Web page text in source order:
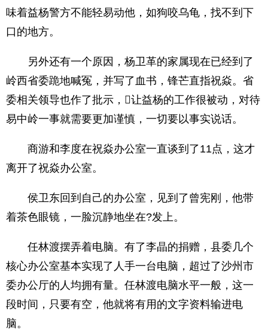
味着益杨警方不能轻易动他，如狗咬乌龟，找不到下
口的地方。
另外还有一个原因，杨卫革的家属现在已经到了
岭西省委跪地喊冤，并写了血书，锋芒直指祝焱。省
委相关领导也作了批示，让益杨的工作很被动，对待
易中岭一事就需要更加谨慎，一切要以事实说话。
商游和李度在祝焱办公室一直谈到了11点，这才
离开了祝焱办公室。
侯卫东回到自己的办公室，见到了曾宪刚，他带
着茶色眼镜，一脸沉静地坐在?发上。
任林渡摆弄着电脑。有了李晶的捐赠，县委几个
核心办公室基本实现了人手一台电脑，超过了沙州市
委办公厅的人均拥有量。任林渡电脑水平一般，这一
段时间，只要有空，他就将有用的文字资料输进电
脑。